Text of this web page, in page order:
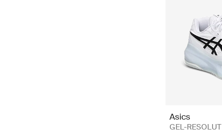
Asics
GEL-